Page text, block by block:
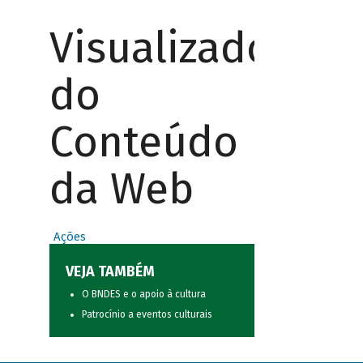
Visualizador
do
Conteúdo
da Web
Ações
VEJA TAMBÉM
O BNDES e o apoio à cultura
Patrocínio a eventos culturais